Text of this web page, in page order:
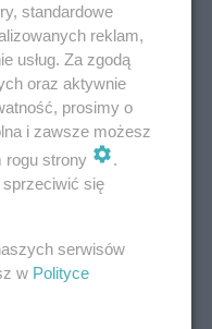
standardowe
reklam,
usług. Za zgodą
oraz aktywnie
prosimy o
i zawsze możesz
rogu strony
.
się
serwisów
w Polityce